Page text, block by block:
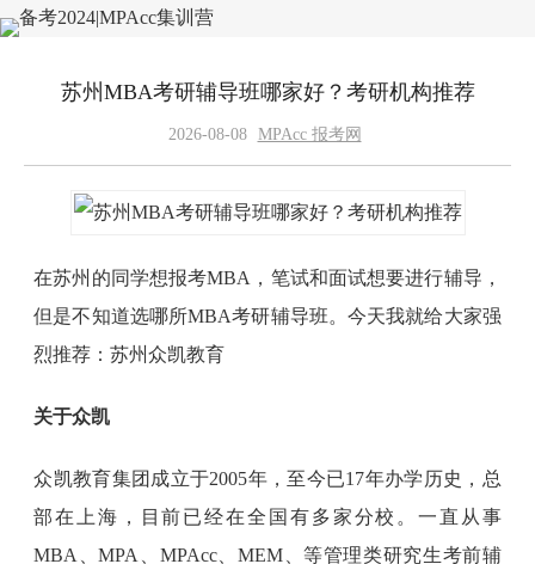
苏州MBA考研辅导班哪家好？考研机构推荐
2026-08-08 MPAcc 报考网
在苏州的同学想报考MBA，笔试和面试想要进行辅导，
但是不知道选哪所MBA考研辅导班。今天我就给大家强
烈推荐：苏州众凯教育
关于众凯
众凯教育集团成立于2005年，至今已17年办学历史，总
部在上海，目前已经在全国有多家分校。一直从事
MBA、MPA、MPAcc、MEM、等管理类研究生考前辅